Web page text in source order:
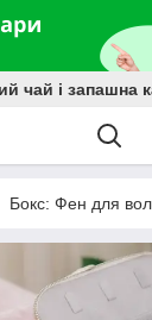
чай і
Бокс: Фен для